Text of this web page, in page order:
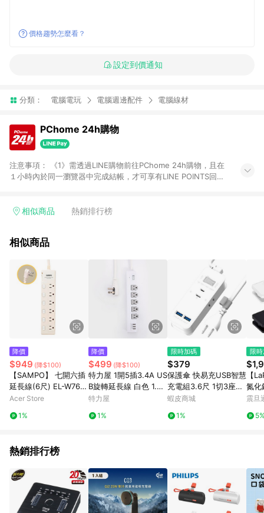
價格趨勢怎麼看？
設定到價通知
分類： 電腦電玩 電腦週邊配件 電腦線材
PChome 24h購物
注意事項： 《1》需透過LINE購物前往PChome 24h購物，且在
１小時內於同一瀏覽器中完成結帳，才可享有LINE POINTS回饋
在點數回饋範圍內。 《3》如取消訂單、退貨、購物中登出
品、票券、訂閱方案、PChome儲值商品、企業專區/企業採購、
值點數、點數/禮物卡 [2025/2/16起適用] - 票券全品項
[2026/6/2起適用] 《5》回饋點數的計算將會排除【訂單活動折
扣 (含折價券折扣)】、【P幣扣抵】、【現金積點扣抵】及【訂單
運費】等金額。 《6》符合LINE POINTS回饋資格之訂單將於商
家訂單頁面標示「LINE回饋」，若無此標示則 不符合回饋LINE
POINTS點數資格亦不得使用點數紅包 。 《7》LINE購物設有
「單一商品最高回饋點數」機制 (特殊活動時開放「回饋無上
當下LINE購物所設定的回饋機制為準。 《8》LINE購物為購物資
訊整合性平台，商品資料更新會有時間差，如顯示之商品規格、
顏色、價位、贈品與PChome 24h購物銷售網頁不符，以銷售網
頁標示為準！
相似商品 熱銷排行榜
相似商品
降價
$949 (降$100)
【SAMPO】 七開六插
延長線(6尺) EL-W76R
6TA
Acer Store
1%
降價
$499 (降$100)
特力屋 1開5插3.4A US
B旋轉延長線 白色 1.8
m
特力屋
1%
限時加碼
$379
保護傘 快易充USB智慧
充電組3.6尺 1切3座2U
SB (PU-2133U) USB
蝦皮商城
1%
限
【
氮化
延長
震旦
熱銷排行榜